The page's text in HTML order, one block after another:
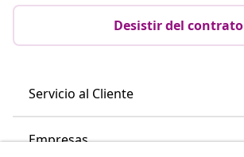
Desistir del contrato
Servicio al Cliente
Empresas